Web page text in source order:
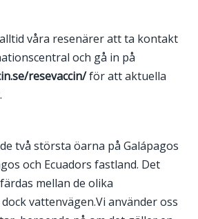
våra resenärer att ta kontakt
och gå in på
resevaccin/för att aktuella
två största öarna på Galápagos
och Ecuadors fastland. Det
mellan de olika
vattenvägen.Vi använder oss